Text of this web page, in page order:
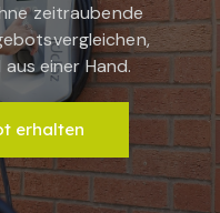
zeitraubende
einer Hand.
erhalten